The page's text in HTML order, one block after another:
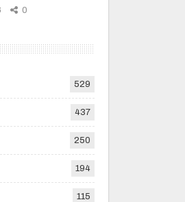
0
529
437
250
194
115